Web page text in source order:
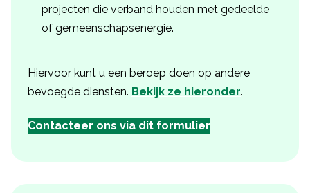
projecten die verband houden met gedeelde
of gemeenschapsenergie.
Hiervoor kunt u een beroep doen op andere
bevoegde diensten. Bekijk ze hieronder.
Contacteer ons via dit formulier